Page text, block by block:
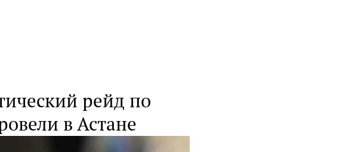
рейд по
в Астане